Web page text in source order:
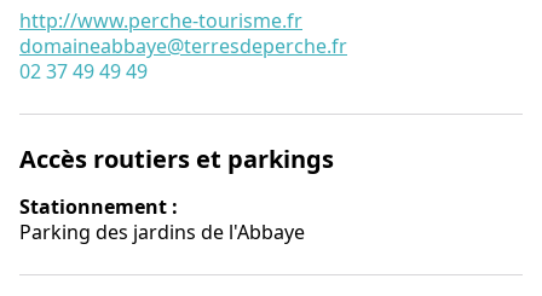
http://www.perche-tourisme.fr
domaineabbaye@terresdeperche.fr
02 37 49 49 49
Accès routiers et parkings
Stationnement :
Parking des jardins de l'Abbaye